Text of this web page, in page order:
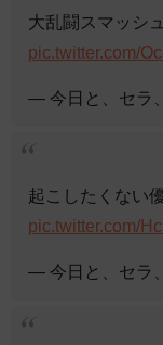
大乱闘スマッシ
pic.twitter.com/
— 今日と、セラ
起こしたくない
pic.twitter.com/
— 今日と、セラ